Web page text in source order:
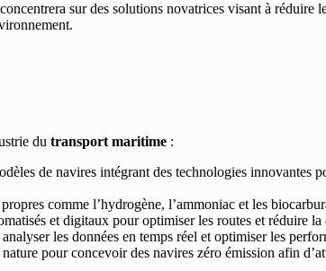
sur des solutions novatrices visant à réduire
du transport maritime :
de navires intégrant des technologies innovantes
comme l’hydrogène, l’ammoniac et les
et digitaux pour optimiser les routes et réduire la
les données en temps réel et optimiser les
pour concevoir des navires zéro émission afin